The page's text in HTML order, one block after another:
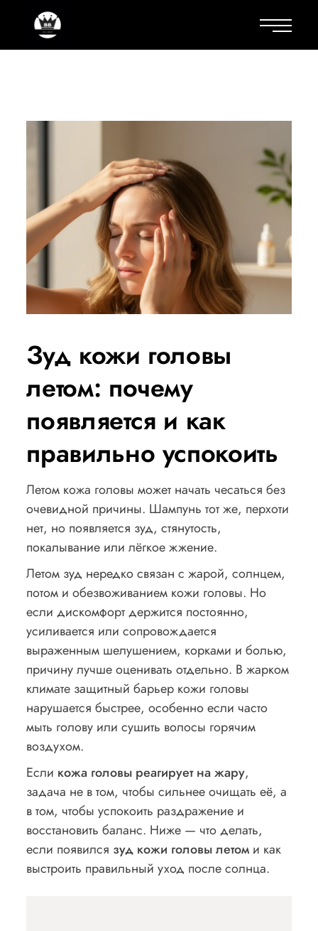
Зуд кожи головы
летом: почему
появляется и как
правильно успокоить
Летом кожа головы может начать чесаться без
очевидной причины. Шампунь тот же, перхоти
нет, но появляется зуд, стянутость,
покалывание или лёгкое жжение.
Летом зуд нередко связан с жарой, солнцем,
потом и обезвоживанием кожи головы. Но
если дискомфорт держится постоянно,
усиливается или сопровождается
выраженным шелушением, корками и болью,
причину лучше оценивать отдельно. В жарком
климате защитный барьер кожи головы
нарушается быстрее, особенно если часто
мыть голову или сушить волосы горячим
воздухом.
Если кожа головы реагирует на жару,
задача не в том, чтобы сильнее очищать её, а
в том, чтобы успокоить раздражение и
восстановить баланс. Ниже — что делать,
если появился зуд кожи головы летом и как
выстроить правильный уход после солнца.